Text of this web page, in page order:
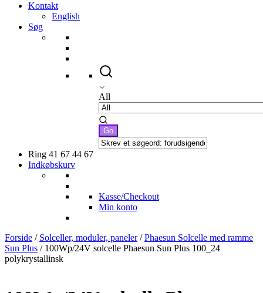
Kontakt
English
Søg
All
Ring 41 67 44 67
Indkøbskurv
Kasse/Checkout
Min konto
Forside / Solceller, moduler, paneler/Phaesun Solcelle med ramme
Sun Plus / 100Wp/24V solcelle Phaesun Sun Plus 100_24
polykrystallinsk